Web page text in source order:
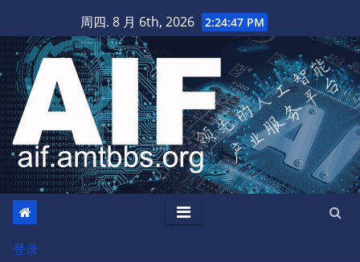
至
内
容
周四. 8 月 6th, 2026 2:24:48 PM
登录